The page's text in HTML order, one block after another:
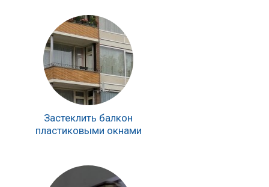
Застеклить балкон
пластиковыми окнами